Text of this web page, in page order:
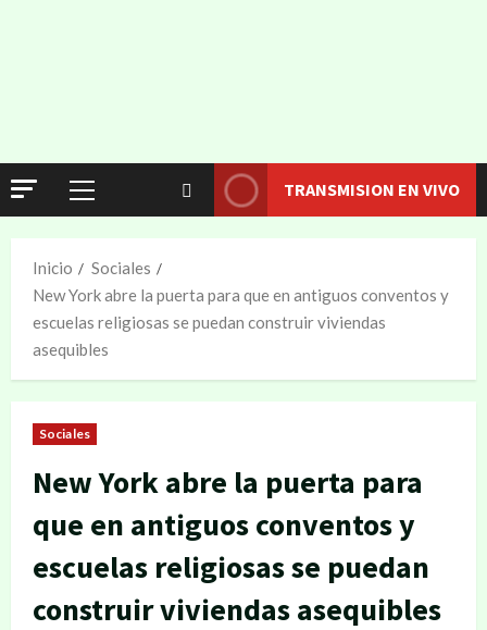
TRANSMISION EN VIVO
Inicio
Sociales
New York abre la puerta para que en antiguos conventos y
escuelas religiosas se puedan construir viviendas
asequibles
Sociales
New York abre la puerta para
que en antiguos conventos y
escuelas religiosas se puedan
construir viviendas asequibles